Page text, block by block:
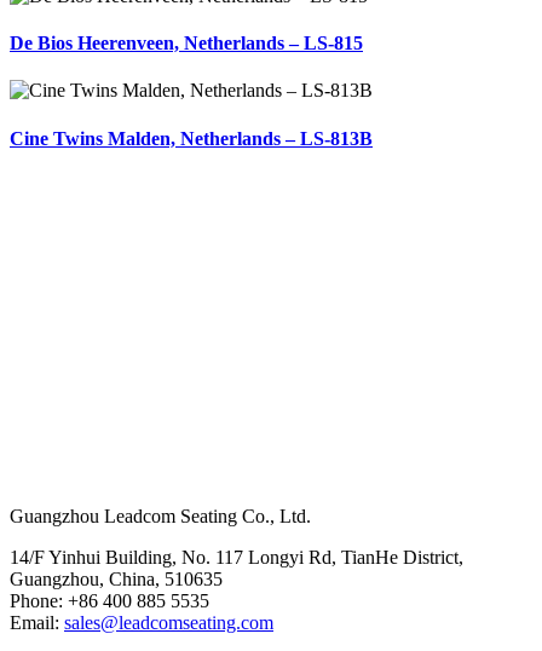
De Bios Heerenveen, Netherlands – LS-815
Cine Twins Malden, Netherlands – LS-813B
Guangzhou Leadcom Seating Co., Ltd.
14/F Yinhui Building, No. 117 Longyi Rd, TianHe District,
Guangzhou, China, 510635
Phone: +86 400 885 5535
Email: sales@leadcomseating.com